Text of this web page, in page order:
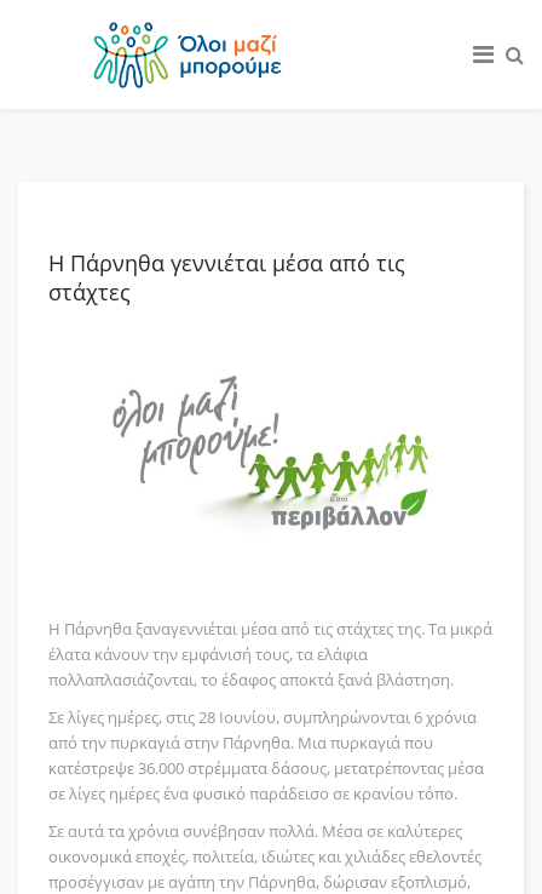
Η Πάρνηθα γεννιέται μέσα από τις
στάχτες
Η Πάρνηθα ξαναγεννιέται μέσα από τις στάχτες της. Τα μικρά
έλατα κάνουν την εμφάνισή τους, τα ελάφια
πολλαπλασιάζονται, το έδαφος αποκτά ξανά βλάστηση.
Σε λίγες ημέρες, στις 28 Ιουνίου, συμπληρώνονται 6 χρόνια
από την πυρκαγιά στην Πάρνηθα. Μια πυρκαγιά που
κατέστρεψε 36.000 στρέμματα δάσους, μετατρέποντας μέσα
σε λίγες ημέρες ένα φυσικό παράδεισο σε κρανίου τόπο.
Σε αυτά τα χρόνια συνέβησαν πολλά. Μέσα σε καλύτερες
οικονομικά εποχές, πολιτεία, ιδιώτες και χιλιάδες εθελοντές
προσέγγισαν με αγάπη την Πάρνηθα, δώρισαν εξοπλισμό,